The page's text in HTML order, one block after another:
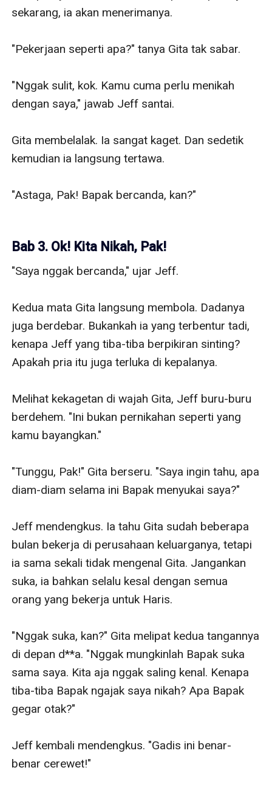
sekarang, ia akan menerimanya.
"Pekerjaan seperti apa?" tanya Gita tak sabar.
"Nggak sulit, kok. Kamu cuma perlu menikah
dengan saya," jawab Jeff santai.
Gita membelalak. Ia sangat kaget. Dan sedetik
kemudian ia langsung tertawa.
"Astaga, Pak! Bapak bercanda, kan?"
Bab 3. Ok! Kita Nikah, Pak!
"Saya nggak bercanda," ujar Jeff.
Kedua mata Gita langsung membola. Dadanya
juga berdebar. Bukankah ia yang terbentur tadi,
kenapa Jeff yang tiba-tiba berpikiran sinting?
Apakah pria itu juga terluka di kepalanya.
Melihat kekagetan di wajah Gita, Jeff buru-buru
berdehem. "Ini bukan pernikahan seperti yang
kamu bayangkan."
"Tunggu, Pak!" Gita berseru. "Saya ingin tahu, apa
diam-diam selama ini Bapak menyukai saya?"
Jeff mendengkus. Ia tahu Gita sudah beberapa
bulan bekerja di perusahaan keluarganya, tetapi
ia sama sekali tidak mengenal Gita. Jangankan
suka, ia bahkan selalu kesal dengan semua
orang yang bekerja untuk Haris.
"Nggak suka, kan?" Gita melipat kedua tangannya
di depan d**a. "Nggak mungkinlah Bapak suka
sama saya. Kita aja nggak saling kenal. Kenapa
tiba-tiba Bapak ngajak saya nikah? Apa Bapak
gegar otak?"
Jeff kembali mendengkus. "Gadis ini benar-
benar cerewet!"